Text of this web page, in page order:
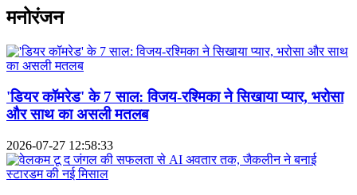
मनोरंजन
'डियर कॉमरेड' के 7 साल: विजय-रश्मिका ने सिखाया प्यार, भरोसा
और साथ का असली मतलब
2026-07-27 12:58:33